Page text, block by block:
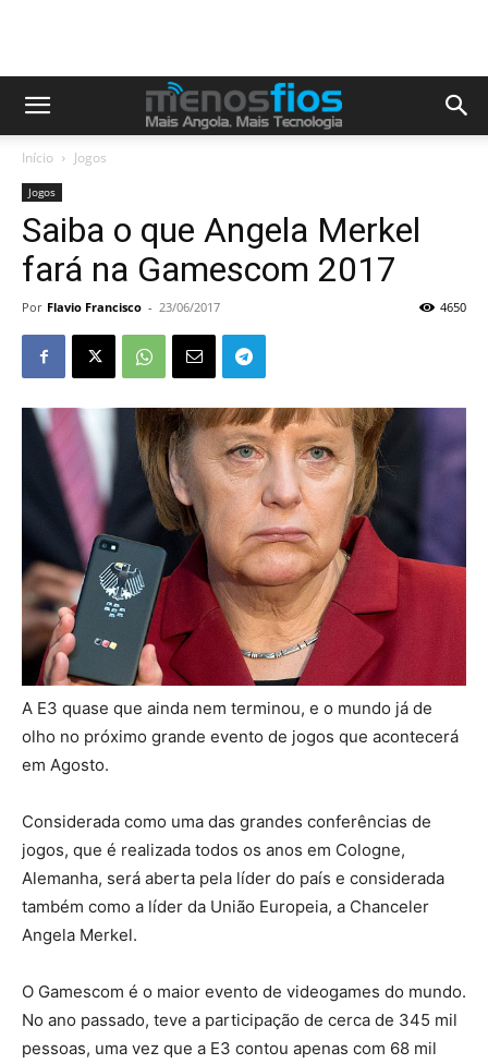
Início Jogos
Jogos
Saiba o que Angela Merkel
fará na Gamescom 2017
Por Flavio Francisco - 23/06/2017 4650
A E3 quase que ainda nem terminou, e o mundo já de
olho no próximo grande evento de jogos que acontecerá
em Agosto.
Considerada como uma das grandes conferências de
jogos, que é realizada todos os anos em Cologne,
Alemanha, será aberta pela líder do país e considerada
também como a líder da União Europeia, a Chanceler
Angela Merkel.
O Gamescom é o maior evento de videogames do mundo.
No ano passado, teve a participação de cerca de 345 mil
pessoas, uma vez que a E3 contou apenas com 68 mil